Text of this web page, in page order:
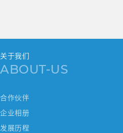
关于我们
ABOUT-US
合作伙伴
企业相册
发展历程